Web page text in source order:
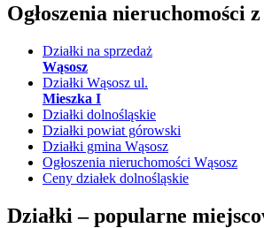
Ogłoszenia nieruchomości
Działki na sprzedaż
Wąsosz
Działki Wąsosz ul.
Mieszka I
Działki dolnośląskie
Działki powiat górowski
Działki gmina Wąsosz
Ogłoszenia nieruchomości Wąsosz
Ceny działek dolnośląskie
Działki –popularne